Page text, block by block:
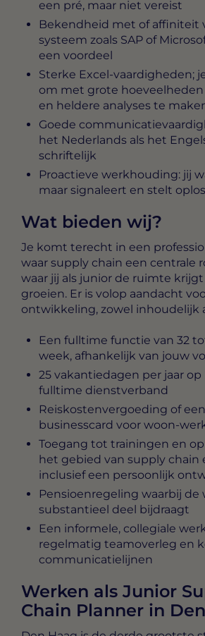
een pré, maar niet vereist
Bekendheid met of affiniteit
systeem zoals SAP of
een voordeel
Sterke Excel-vaardigheden;
om met grote
en heldere analyses te
Goede
het Nederlands als het
schriftelijk
Proactieve werkhouding: jij
maar signaleert en stelt
Wat bieden wij?
Je komt terecht in een
waar supply chain een centrale
waar jij als junior de ruimte
groeien. Er is volop aandacht
ontwikkeling, zowel inhoudelijk
Een fulltime functie van 32
week, afhankelijk van jouw
25 vakantiedagen per jaar op
fulltime dienstverband
Reiskostenvergoeding of
businesscard voor woon-
Toegang tot trainingen en
het gebied van supply chain
inclusief een persoonlijk
Pensioenregeling waarbij de
substantieel deel bijdraagt
Een informele, collegiale
regelmatig teamoverleg en
communicatielijnen
Werken als Junior
Chain Planner in